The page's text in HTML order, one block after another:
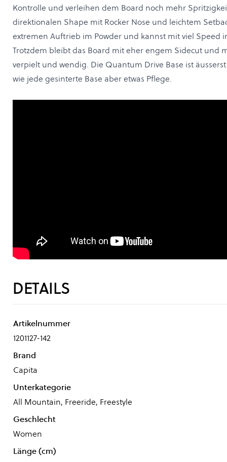
Kontrolle und verleihen dem Board noch mehr
direktionalen Shape mit Rocker Nose und leichtem
extremen Auftrieb im Powder und kannst mit viel Speed
Trotzdem bleibt das Board mit eher engem Sidecut und
verpielt und wendig. Die Quantum Drive Base ist
wie jede gesinterte Base aber etwas Pflege.
DETAILS
Artikelnummer
1201127-142
Brand
Capita
Unterkategorie
All Mountain, Freeride, Freestyle
Geschlecht
Women
Länge (cm)